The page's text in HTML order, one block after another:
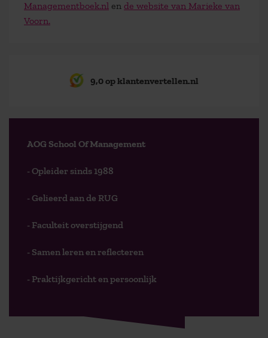
Managementboek.nl en de website van Marieke van
Voorn.
9,0 op klantenvertellen.nl
AOG School Of Management
- Opleider sinds 1988
- Gelieerd aan de RUG
- Faculteit overstijgend
- Samen leren en reflecteren
- Praktijkgericht en persoonlijk